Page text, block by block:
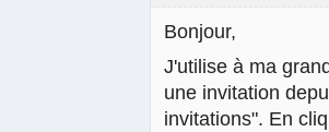
Bonjour,
J'utilise à ma
une invitation
invitations". En